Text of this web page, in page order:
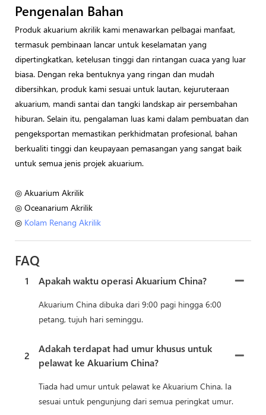
Pengenalan Bahan
Produk akuarium akrilik kami menawarkan pelbagai manfaat,
termasuk pembinaan lancar untuk keselamatan yang
dipertingkatkan, ketelusan tinggi dan rintangan cuaca yang luar
biasa. Dengan reka bentuknya yang ringan dan mudah
dibersihkan, produk kami sesuai untuk lautan, kejuruteraan
akuarium, mandi santai dan tangki landskap air persembahan
hiburan. Selain itu, pengalaman luas kami dalam pembuatan dan
pengeksportan memastikan perkhidmatan profesional, bahan
berkualiti tinggi dan keupayaan pemasangan yang sangat baik
untuk semua jenis projek akuarium.
◎ Akuarium Akrilik
◎ Oceanarium Akrilik
◎ Kolam Renang Akrilik
FAQ
1 Apakah waktu operasi Akuarium China?
Akuarium China dibuka dari 9:00 pagi hingga 6:00
petang, tujuh hari seminggu.
2
Adakah terdapat had umur khusus untuk
pelawat ke Akuarium China?
Tiada had umur untuk pelawat ke Akuarium China. Ia
sesuai untuk pengunjung dari semua peringkat umur.